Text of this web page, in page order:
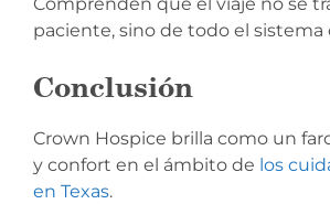
paciente, sino de todo el sistema
Conclusión
Crown Hospice brilla como un
y confort en el ámbito de los
en Texas.